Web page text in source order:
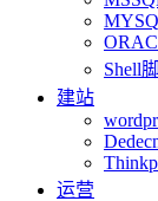
Shell
建站
运营